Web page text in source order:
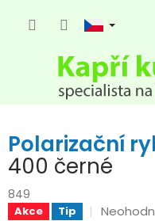
Polarizační
400 černé
849
Akce Tip